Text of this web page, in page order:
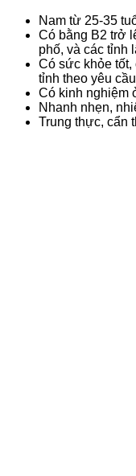
Nam từ 25-35
Có bằng B2 trở
phố, và các tỉnh
Có sức khỏe
tỉnh theo yêu
Có kinh nghiệm
Nhanh nhẹn,
Trung thực, cẩn